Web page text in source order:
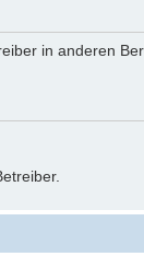
in anderen